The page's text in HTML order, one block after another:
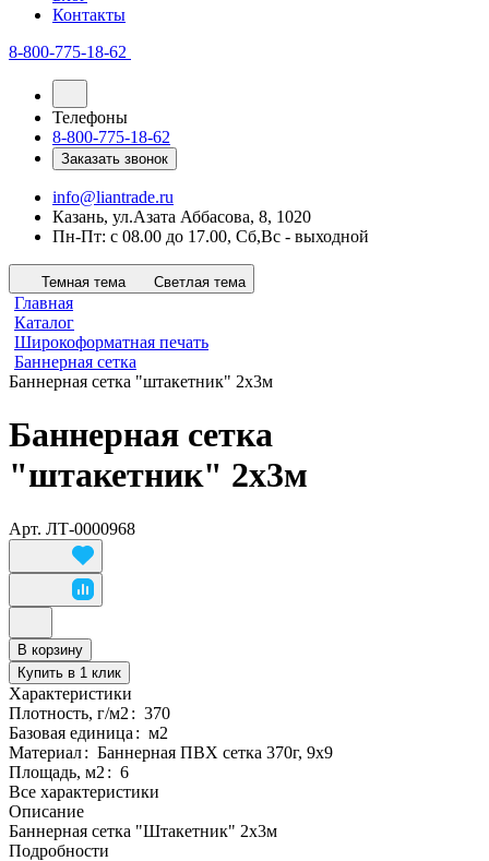
Контакты
8-800-775-18-62
Телефоны
8-800-775-18-62
Заказать звонок
info@liantrade.ru
Казань, ул.Азата Аббасова, 8, 1020
Пн-Пт: c 08.00 до 17.00, Cб,Вс - выходной
Темная тема Светлая тема
Главная
Каталог
Широкоформатная печать
Баннерная сетка
Баннерная сетка "штакетник" 2х3м
Баннерная сетка
"штакетник" 2х3м
Арт. ЛТ-0000968
В корзину
Купить в 1 клик
Характеристики
Плотность, г/м2: 370
Базовая единица : м2
Материал: Баннерная ПВХ сетка 370г, 9х9
Площадь, м2: 6
Все характеристики
Описание
Баннерная сетка "Штакетник" 2х3м
Подробности